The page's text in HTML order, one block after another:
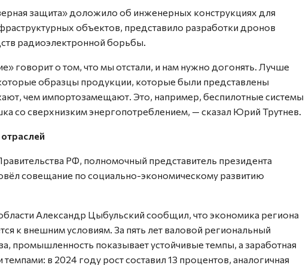
защита» доложило об инженерных конструкциях для
объектов, представило разработки дронов
радиоэлектронной борьбы.
говорит о том, что мы отстали, и нам нужно догонять. Лучше
образцы продукции, которые были представлены
чем импортозамещают. Это, например, беспилотные системы
со сверхнизким энергопотреблением, — сказал Юрий Трутнев.
РФ, полномочный представитель президента
совещание по социально-экономическому развитию
Александр Цыбульский сообщил, что экономика региона
к внешним условиям. За пять лет валовой региональный
промышленность показывает устойчивые темпы, а заработная
в 2024 году рост составил 13 процентов, аналогичная